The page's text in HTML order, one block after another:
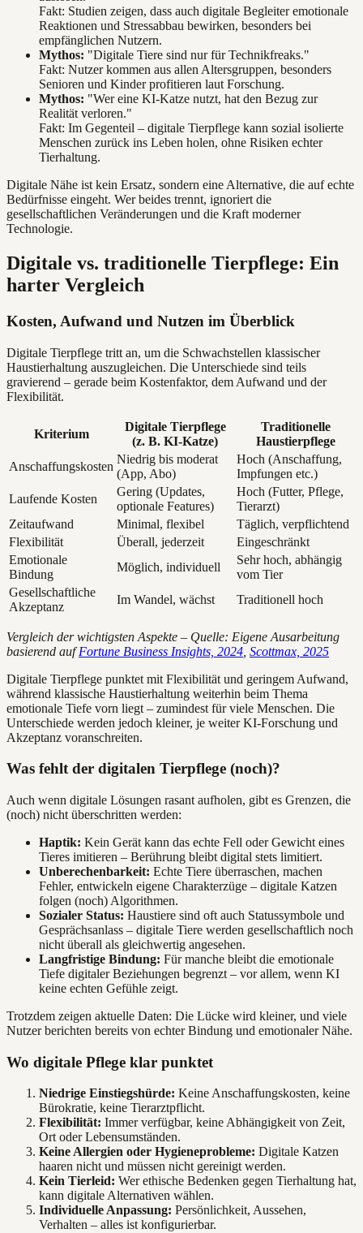
Fakt: Studien zeigen, dass auch digitale Begleiter emotionale
Reaktionen und Stressabbau bewirken, besonders bei
empfänglichen Nutzern.
Mythos: "Digitale Tiere sind nur für Technikfreaks."
Fakt: Nutzer kommen aus allen Altersgruppen, besonders
Senioren und Kinder profitieren laut Forschung.
Mythos: "Wer eine KI-Katze nutzt, hat den Bezug zur
Realität verloren."
Fakt: Im Gegenteil – digitale Tierpflege kann sozial isolierte
Menschen zurück ins Leben holen, ohne Risiken echter
Tierhaltung.
Digitale Nähe ist kein Ersatz, sondern eine Alternative, die auf echte
Bedürfnisse eingeht. Wer beides trennt, ignoriert die
gesellschaftlichen Veränderungen und die Kraft moderner
Technologie.
Digitale vs. traditionelle Tierpflege: Ein
harter Vergleich
Kosten, Aufwand und Nutzen im Überblick
Digitale Tierpflege tritt an, um die Schwachstellen klassischer
Haustierhaltung auszugleichen. Die Unterschiede sind teils
gravierend – gerade beim Kostenfaktor, dem Aufwand und der
Flexibilität.
Kriterium
Digitale Tierpflege
(z. B. KI-Katze)
Traditionelle
Haustierpflege
Anschaffungskosten
Niedrig bis moderat
(App, Abo)
Hoch (Anschaffung,
Impfungen etc.)
Laufende Kosten
Gering (Updates,
optionale Features)
Hoch (Futter, Pflege,
Tierarzt)
Zeitaufwand
Minimal, flexibel
Täglich, verpflichtend
Flexibilität
Überall, jederzeit
Eingeschränkt
Emotionale
Bindung
Möglich, individuell
Sehr hoch, abhängig
vom Tier
Gesellschaftliche
Akzeptanz
Im Wandel, wächst Traditionell hoch
Vergleich der wichtigsten Aspekte – Quelle: Eigene Ausarbeitung
basierend aufFortune Business Insights, 2024 Scottmax, 2025
Digitale Tierpflege punktet mit Flexibilität und geringem Aufwand,
während klassische Haustierhaltung weiterhin beim Thema
emotionale Tiefe vorn liegt – zumindest für viele Menschen. Die
Unterschiede werden jedoch kleiner, je weiter KI-Forschung und
Akzeptanz voranschreiten.
Was fehlt der digitalen Tierpflege (noch)?
Auch wenn digitale Lösungen rasant aufholen, gibt es Grenzen, die
(noch) nicht überschritten werden:
Haptik: Kein Gerät kann das echte Fell oder Gewicht eines
Tieres imitieren – Berührung bleibt digital stets limitiert.
Unberechenbarkeit: Echte Tiere überraschen, machen
Fehler, entwickeln eigene Charakterzüge – digitale Katzen
folgen (noch) Algorithmen.
Sozialer Status: Haustiere sind oft auch Statussymbole und
Gesprächsanlass – digitale Tiere werden gesellschaftlich noch
nicht überall als gleichwertig angesehen.
Langfristige Bindung: Für manche bleibt die emotionale
Tiefe digitaler Beziehungen begrenzt – vor allem, wenn KI
keine echten Gefühle zeigt.
Trotzdem zeigen aktuelle Daten: Die Lücke wird kleiner, und viele
Nutzer berichten bereits von echter Bindung und emotionaler Nähe.
Wo digitale Pflege klar punktet
Niedrige Einstiegshürde: Keine Anschaffungskosten, keine
Bürokratie, keine Tierarztpflicht.
Flexibilität: Immer verfügbar, keine Abhängigkeit von Zeit,
Ort oder Lebensumständen.
Keine Allergien oder Hygieneprobleme: Digitale Katzen
haaren nicht und müssen nicht gereinigt werden.
Kein Tierleid: Wer ethische Bedenken gegen Tierhaltung hat,
kann digitale Alternativen wählen.
Individuelle Anpassung: Persönlichkeit, Aussehen,
Verhalten – alles ist konfigurierbar.